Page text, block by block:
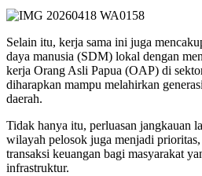
Selain itu, kerja sama ini juga
daya manusia (SDM) lokal dengan
kerja Orang Asli Papua (OAP) di
diharapkan mampu melahirkan
daerah.
Tidak hanya itu, perluasan jangkauan
wilayah pelosok juga menjadi
transaksi keuangan bagi masyarakat
infrastruktur.